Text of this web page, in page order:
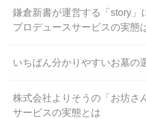
鎌倉新書が運営する「story」
プロデュースサービスの実態
いちばん分かりやすいお墓の
株式会社よりそうの「お坊さ
サービスの実態とは